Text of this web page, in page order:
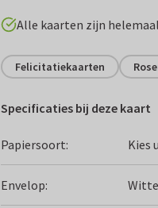
Alle kaarten zijn
Felicitatiekaarten
Specificaties bij deze kaart
Papiersoort: Kies
Envelop: